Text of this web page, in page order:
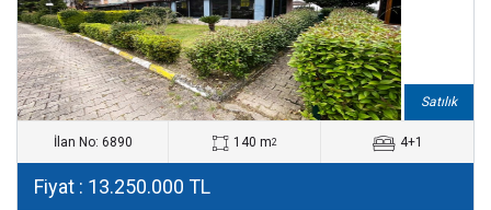
Satılık
İlan No: 6890 140 m2 4+1
Fiyat : 13.250.000 TL